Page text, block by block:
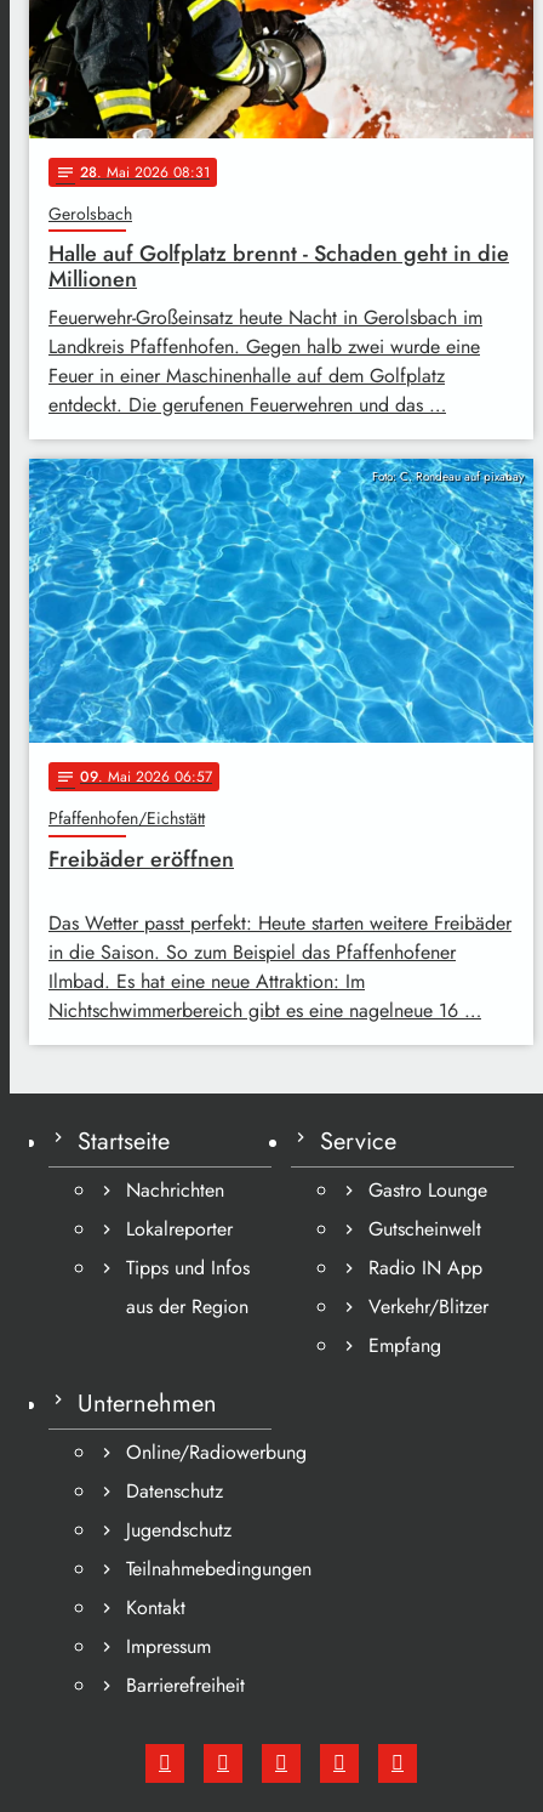
notes 28. Mai 2026 08:31
Gerolsbach
Halle auf Golfplatz brennt - Schaden geht in die
Millionen
Feuerwehr-Großeinsatz heute Nacht in Gerolsbach im
Landkreis Pfaffenhofen. Gegen halb zwei wurde eine
Feuer in einer Maschinenhalle auf dem Golfplatz
entdeckt. Die gerufenen Feuerwehren und das …
Foto: C. Rondeau auf pixabay
notes 09. Mai 2026 06:57
Pfaffenhofen/Eichstätt
Freibäder eröffnen
Das Wetter passt perfekt: Heute starten weitere Freibäder
in die Saison. So zum Beispiel das Pfaffenhofener
Ilmbad. Es hat eine neue Attraktion: Im
Nichtschwimmerbereich gibt es eine nagelneue 16 …
Startseite
Nachrichten
Lokalreporter
Tipps und Infos
aus der Region
Service
Gastro Lounge
Gutscheinwelt
Radio IN App
Verkehr/Blitzer
Empfang
Unternehmen
Online/Radiowerbung
Datenschutz
Jugendschutz
Teilnahmebedingungen
Kontakt
Impressum
Barrierefreiheit